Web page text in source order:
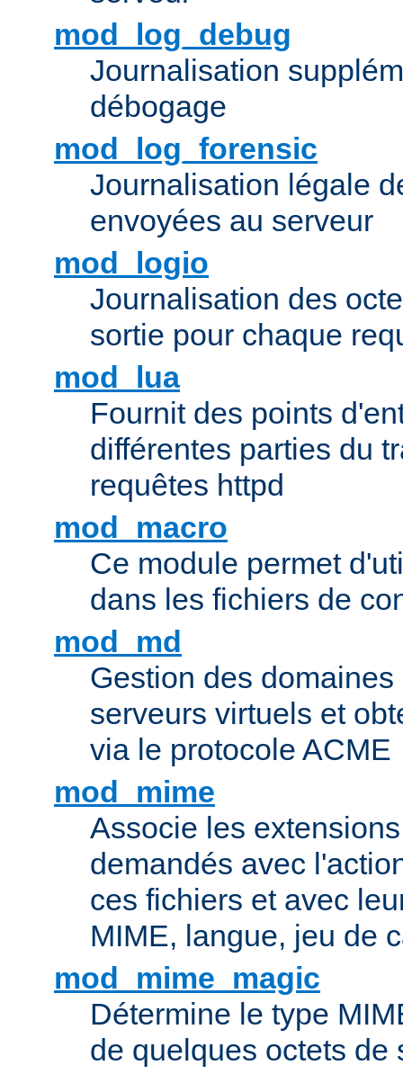
mod_log_debug
Journalisation
débogage
mod_log_forensic
Journalisation légale
envoyées au serveur
mod_logio
Journalisation des
sortie pour chaque
mod_lua
Fournit des points
différentes parties du
requêtes httpd
mod_macro
Ce module permet
dans les fichiers de
mod_md
Gestion des
serveurs virtuels et
via le protocole ACME
mod_mime
Associe les
demandés avec
ces fichiers et avec
MIME, langue, jeu de
mod_mime_magic
Détermine le type
de quelques octets de